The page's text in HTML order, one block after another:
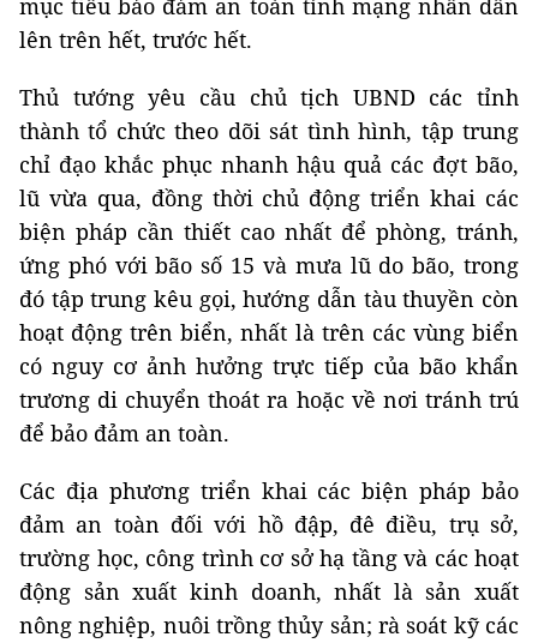
mục tiêu bảo đảm an toàn tính mạng nhân dân
lên trên hết, trước hết.
Thủ tướng yêu cầu chủ tịch UBND các tỉnh
thành tổ chức theo dõi sát tình hình, tập trung
chỉ đạo khắc phục nhanh hậu quả các đợt bão,
lũ vừa qua, đồng thời chủ động triển khai các
biện pháp cần thiết cao nhất để phòng, tránh,
ứng phó với bão số 15 và mưa lũ do bão, trong
đó tập trung kêu gọi, hướng dẫn tàu thuyền còn
hoạt động trên biển, nhất là trên các vùng biển
có nguy cơ ảnh hưởng trực tiếp của bão khẩn
trương di chuyển thoát ra hoặc về nơi tránh trú
để bảo đảm an toàn.
Các địa phương triển khai các biện pháp bảo
đảm an toàn đối với hồ đập, đê điều, trụ sở,
trường học, công trình cơ sở hạ tầng và các hoạt
động sản xuất kinh doanh, nhất là sản xuất
nông nghiệp, nuôi trồng thủy sản; rà soát kỹ các